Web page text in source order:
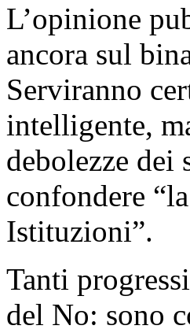
L’opinione
ancora sul
Serviranno
intelligente,
debolezze
confondere
Istituzioni”.
Tanti
del No: sono